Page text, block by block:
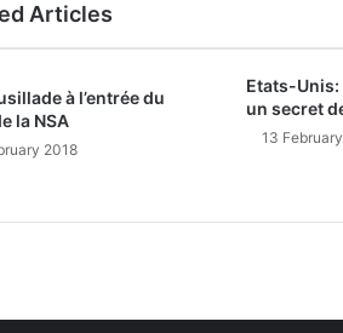
Articles
à l’entrée du
la NSA
2018
Etats-Unis:
un secret
13